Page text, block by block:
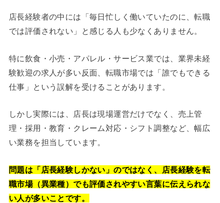
店長経験者の中には「毎日忙しく働いていたのに、転職
では評価されない」と感じる人も少なくありません。
特に飲食・小売・アパレル・サービス業では、業界未経
験歓迎の求人が多い反面、転職市場では「誰でもできる
仕事」という誤解を受けることがあります。
しかし実際には、店長は現場運営だけでなく、売上管
理・採用・教育・クレーム対応・シフト調整など、幅広
い業務を担当しています。
問題は「店長経験しかない」のではなく、店長経験を転
職市場（異業種）でも評価されやすい言葉に伝えられな
い人が多いことです。